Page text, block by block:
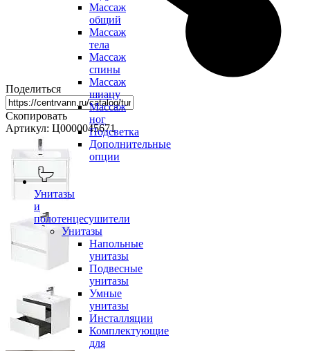
Массаж
общий
Массаж
тела
Массаж
спины
Массаж
шиацу
Массаж
ног
Подсветка
Дополнительные
опции
Унитазы
и
полотенцесушители
Унитазы
Напольные
унитазы
Подвесные
унитазы
Умные
унитазы
Инсталляции
Комплектующие
для
Поделиться
Скопировать
Артикул: Ц0000045671